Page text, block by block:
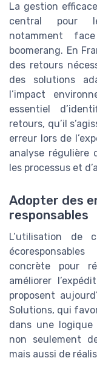
La gestion
central pour
notamment
boomerang. En
des retours
des solutions
l’impact
essentiel
retours, qu’il
erreur lors de
analyse régulière
les processus et
Adopter des
responsables
L’utilisation de
concrète pour
améliorer
proposent
Solutions, qui
dans une logique
non seulement
mais aussi de